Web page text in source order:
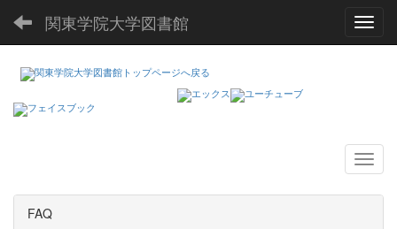
関東学院大学図書館
FAQ